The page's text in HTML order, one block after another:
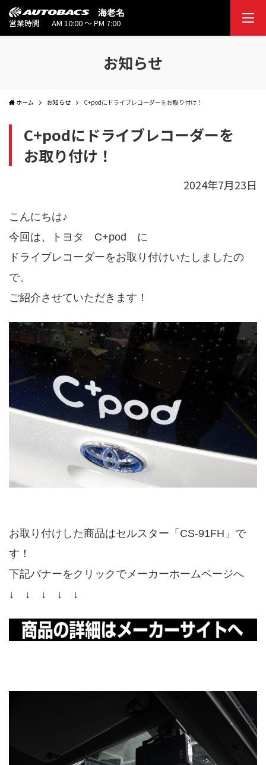
海老名
営業時間 AM 10:00 ～ PM 7:00
お知らせ
ホーム お知らせ C+podにドライブレコーダーをお取り付け！
C+podにドライブレコーダーを
お取り付け！
2024年7月23日
こんにちは♪
今回は、トヨタ C+pod に
ドライブレコーダーをお取り付けいたしましたの
で、
ご紹介させていただきます！
お取り付けした商品はセルスター「CS-91FH」で
す！
下記バナーをクリックでメーカーホームページへ
↓ ↓ ↓ ↓ ↓